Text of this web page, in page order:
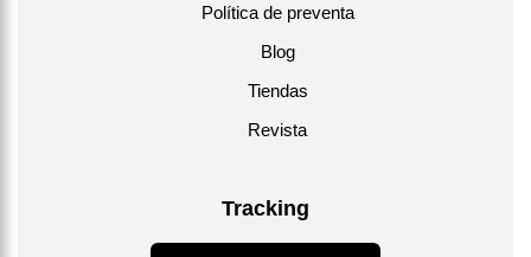
Política de preventa
Blog
Tiendas
Revista
Tracking